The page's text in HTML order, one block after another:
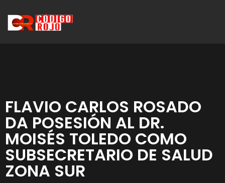
FLAVIO CARLOS ROSADO
DA POSESIÓN AL DR.
MOISÉS TOLEDO COMO
SUBSECRETARIO DE SALUD
ZONA SUR